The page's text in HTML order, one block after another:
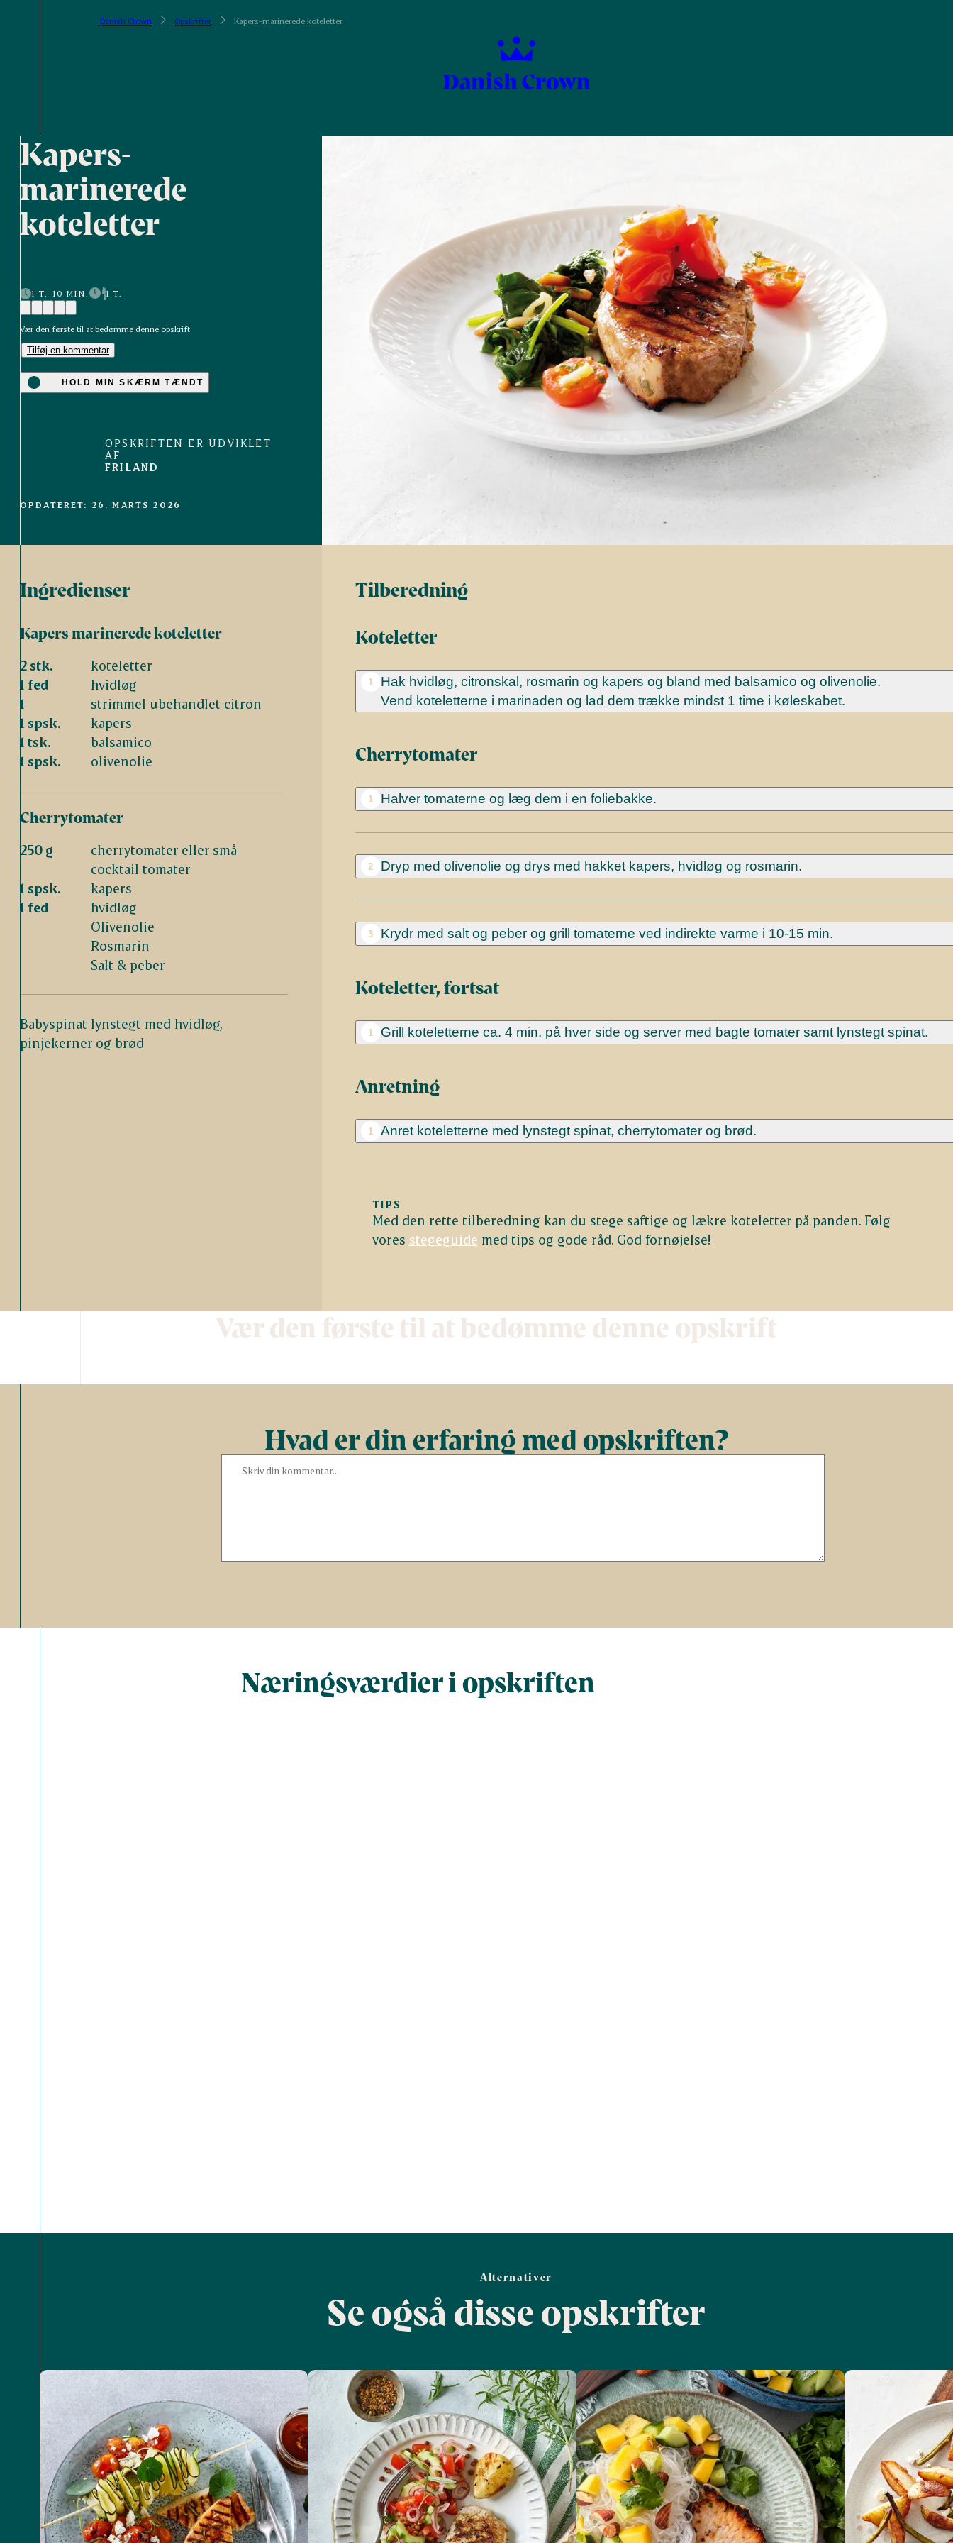
Danish Crown Opskrifter Kapers-marinerede koteletter
Kapers-
marinerede
koteletter
1 T. 10 MIN. 1 T.
Vær den første til at bedømme denne opskrift
Tilføj en kommentar
HOLD MIN SKÆRM TÆNDT
OPSKRIFTEN ER UDVIKLET
AF
FRILAND
OPDATERET: 26. MARTS 2026
Ingredienser
Kapers marinerede koteletter
2 stk.
koteletter
1 fed
hvidløg
1
strimmel ubehandlet citron
1 spsk.
kapers
1 tsk.
balsamico
1 spsk.
olivenolie
Cherrytomater
250 g
cherrytomater eller små
cocktail tomater
1 spsk.
kapers
1 fed
hvidløg
Olivenolie
Rosmarin
Salt & peber
Babyspinat lynstegt med hvidløg,
pinjekerner og brød
Tilberedning
Koteletter
1
Hak hvidløg, citronskal, rosmarin og kapers og bland med balsamico og olivenolie.
Vend koteletterne i marinaden og lad dem trække mindst 1 time i køleskabet.
Cherrytomater
1 Halver tomaterne og læg dem i en foliebakke.
2 Dryp med olivenolie og drys med hakket kapers, hvidløg og rosmarin.
3 Krydr med salt og peber og grill tomaterne ved indirekte varme i 10-15 min.
Koteletter, fortsat
1 Grill koteletterne ca. 4 min. på hver side og server med bagte tomater samt lynstegt spinat.
Anretning
1 Anret koteletterne med lynstegt spinat, cherrytomater og brød.
TIPS
Med den rette tilberedning kan du stege saftige og lækre koteletter på panden. Følg
vores stegeguide med tips og gode råd. God fornøjelse!
Vær den første til at bedømme denne opskrift
Hvad er din erfaring med opskriften?
Næringsværdier i opskriften
Alternativer
Se også disse opskrifter